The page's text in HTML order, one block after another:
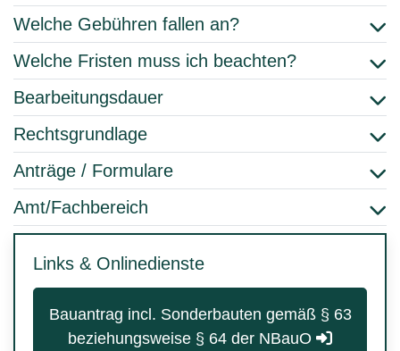
Welche Gebühren fallen an?
Welche Fristen muss ich beachten?
Bearbeitungsdauer
Rechtsgrundlage
Anträge / Formulare
Amt/Fachbereich
Links & Onlinedienste
Bauantrag incl. Sonderbauten gemäß § 63
beziehungsweise § 64 der NBauO